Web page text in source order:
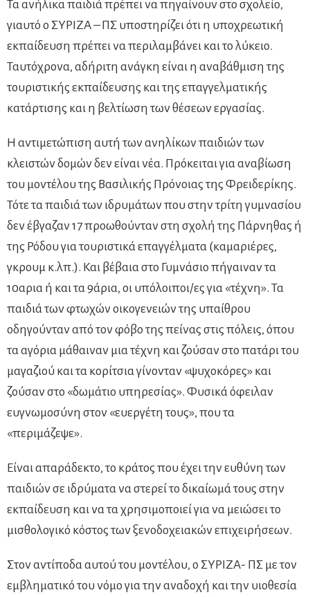
Τα ανήλικα παιδιά πρέπει να πηγαίνουν στο σχολείο,
γιαυτό ο ΣΥΡΙΖΑ – ΠΣ υποστηρίζει ότι η υποχρεωτική
εκπαίδευση πρέπει να περιλαμβάνει και το λύκειο.
Ταυτόχρονα, αδήριτη ανάγκη είναι η αναβάθμιση της
τουριστικής εκπαίδευσης και της επαγγελματικής
κατάρτισης και η βελτίωση των θέσεων εργασίας.
Η αντιμετώπιση αυτή των ανηλίκων παιδιών των
κλειστών δομών δεν είναι νέα. Πρόκειται για αναβίωση
του μοντέλου της Βασιλικής Πρόνοιας της Φρειδερίκης.
Τότε τα παιδιά των ιδρυμάτων που στην τρίτη γυμνασίου
δεν έβγαζαν 17 προωθούνταν στη σχολή της Πάρνηθας ή
της Ρόδου για τουριστικά επαγγέλματα (καμαριέρες,
γκρουμ κ.λπ.). Και βέβαια στο Γυμνάσιο πήγαιναν τα
10αρια ή και τα 9άρια, οι υπόλοιποι/ες για «τέχνη». Τα
παιδιά των φτωχών οικογενειών της υπαίθρου
οδηγούνταν από τον φόβο της πείνας στις πόλεις, όπου
τα αγόρια μάθαιναν μια τέχνη και ζούσαν στο πατάρι του
μαγαζιού και τα κορίτσια γίνονταν «ψυχοκόρες» και
ζούσαν στο «δωμάτιο υπηρεσίας». Φυσικά όφειλαν
ευγνωμοσύνη στον «ευεργέτη τους», που τα
«περιμάζεψε».
Είναι απαράδεκτο, το κράτος που έχει την ευθύνη των
παιδιών σε ιδρύματα να στερεί το δικαίωμά τους στην
εκπαίδευση και να τα χρησιμοποιεί για να μειώσει το
μισθολογικό κόστος των ξενοδοχειακών επιχειρήσεων.
Στον αντίποδα αυτού του μοντέλου, ο ΣΥΡΙΖΑ- ΠΣ με τον
εμβληματικό του νόμο για την αναδοχή και την υιοθεσία